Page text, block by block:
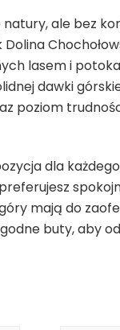
ale bez
lasem i
dawki
poziom
dla
mają do
buty, aby